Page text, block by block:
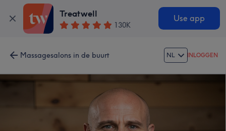
Treatwell
130K
Use app
Massagesalons in de buurt NL INLOGGEN